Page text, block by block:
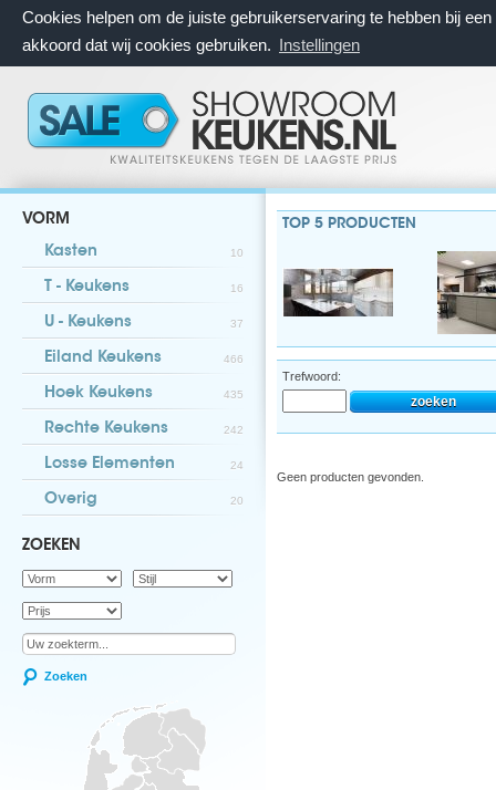
Cookies helpen om de juiste gebruikerservaring te hebben bij
akkoord dat wij cookies gebruiken. Instellingen
VORM
Kasten 10
T - Keukens 16
U - Keukens 37
Eiland Keukens 466
Hoek Keukens 435
Rechte Keukens 242
Losse Elementen 24
Overig 20
ZOEKEN
Zoeken
TOP 5 PRODUCTEN
Trefwoord:
Geen producten gevonden.